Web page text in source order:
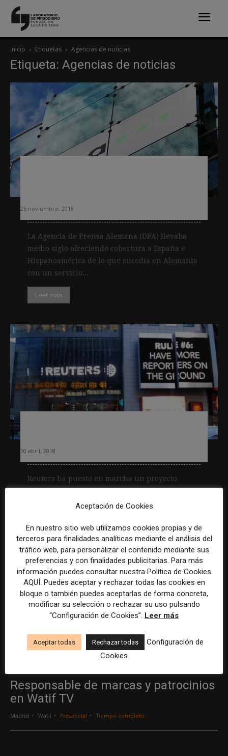
Inicio Etiquetas Agencias de noticias
Etiqueta: Agencias de noticias
26 noviembre, 2018
La Agencia de Prensa Alemana (DPA) llevaba
medio siglo ofreciendo cobertura a España e
Hispanoamérica de lo que sucedía en Alemania
con un servicio...
Leer más
10 abril, 2018
Reuters ha puesto en marcha un proyecto
noticias de relevancia que estén sucediendo en
Leer más
Becario/a de redes sociales y
creación de contenidos
Madrid ASE Athletics Híbrido Prácticas
Creador/a de contenidos
Indefinido Tiempo completo
Responsable de marcas y patrocinios
en Watif TV
Madrid Watif Presencial Tiempo completo
Aceptación de Cookies
En nuestro sitio web utilizamos cookies propias y de
terceros para finalidades analíticas mediante el análisis del
tráfico web, para personalizar el contenido mediante sus
preferencias y con finalidades publicitarias. Para más
información puedes consultar nuestra Política de Cookies
AQUÍ. Puedes aceptar y rechazar todas las cookies en
bloque o también puedes aceptarlas de forma concreta,
modificar su selección o rechazar su uso pulsando
“Configuración de Cookies”. Leer más
Aceptar todas Rechazar todas
Configuración de
Cookies